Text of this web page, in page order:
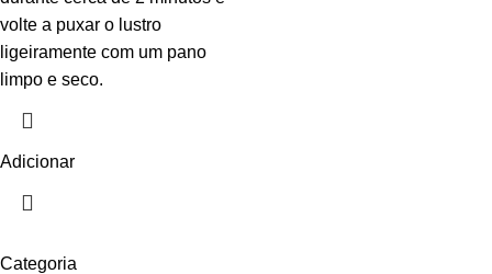
Categoria
volte a puxar o lustro
ligeiramente com um pano
limpo e seco.
Adicionar